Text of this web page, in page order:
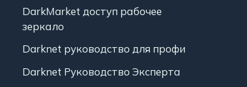
DarkMarket доступ рабочее
зеркало
Darknet руководство для профи
Darknet Руководство Эксперта